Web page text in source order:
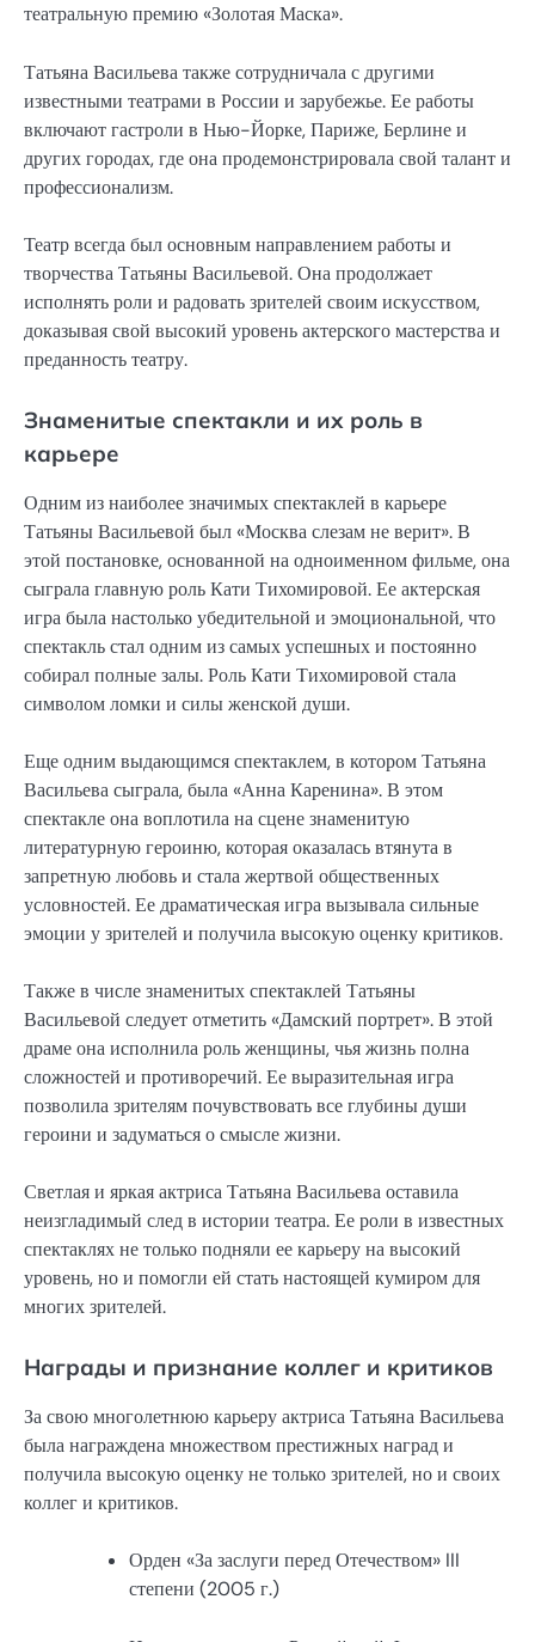
театральную премию «Золотая Маска».
Татьяна Васильева также сотрудничала с другими
известными театрами в России и зарубежье. Ее работы
включают гастроли в Нью-Йорке, Париже, Берлине и
других городах, где она продемонстрировала свой талант и
профессионализм.
Театр всегда был основным направлением работы и
творчества Татьяны Васильевой. Она продолжает
исполнять роли и радовать зрителей своим искусством,
доказывая свой высокий уровень актерского мастерства и
преданность театру.
Знаменитые спектакли и их роль в
карьере
Одним из наиболее значимых спектаклей в карьере
Татьяны Васильевой был «Москва слезам не верит». В
этой постановке, основанной на одноименном фильме, она
сыграла главную роль Кати Тихомировой. Ее актерская
игра была настолько убедительной и эмоциональной, что
спектакль стал одним из самых успешных и постоянно
собирал полные залы. Роль Кати Тихомировой стала
символом ломки и силы женской души.
Еще одним выдающимся спектаклем, в котором Татьяна
Васильева сыграла, была «Анна Каренина». В этом
спектакле она воплотила на сцене знаменитую
литературную героиню, которая оказалась втянута в
запретную любовь и стала жертвой общественных
условностей. Ее драматическая игра вызывала сильные
эмоции у зрителей и получила высокую оценку критиков.
Также в числе знаменитых спектаклей Татьяны
Васильевой следует отметить «Дамский портрет». В этой
драме она исполнила роль женщины, чья жизнь полна
сложностей и противоречий. Ее выразительная игра
позволила зрителям почувствовать все глубины души
героини и задуматься о смысле жизни.
Светлая и яркая актриса Татьяна Васильева оставила
неизгладимый след в истории театра. Ее роли в известных
спектаклях не только подняли ее карьеру на высокий
уровень, но и помогли ей стать настоящей кумиром для
многих зрителей.
Награды и признание коллег и критиков
За свою многолетнюю карьеру актриса Татьяна Васильева
была награждена множеством престижных наград и
получила высокую оценку не только зрителей, но и своих
коллег и критиков.
Орден «За заслуги перед Отечеством» III
степени (2005 г.)